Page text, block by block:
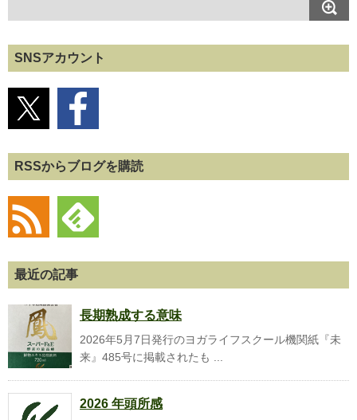
SNSアカウント
RSSからブログを購読
最近の記事
長期熟成する意味
2026年5月7日発行のヨガライフスクール機関紙『未
来』485号に掲載されたも ...
2026 年頭所感